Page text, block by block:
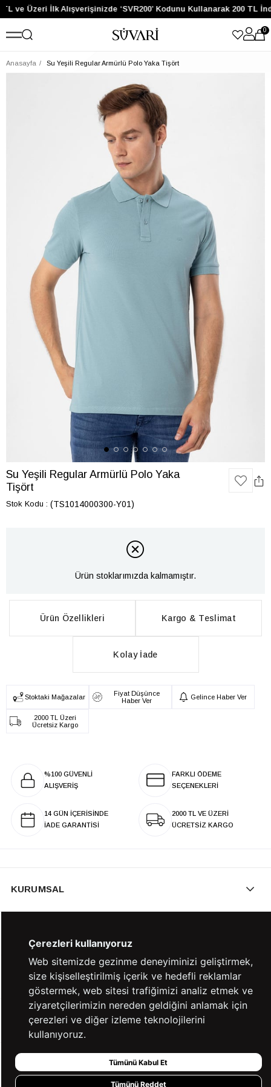
ve Üzeri İlk Alışverişinizde ‘SVR200’ Kodunu Kullanarak 200 TL
0
Anasayfa Su Yeşili Regular Armürlü Polo Yaka Tişört
Su Yeşili Regular Armürlü Polo Yaka
Tişört
Stok Kodu (TS1014000300-Y01)
Ürün stoklarımızda kalmamıştır.
Ürün Özellikleri Kargo & Teslimat
Kolay İade
Stoktaki Mağazalar
Fiyat Düşünce
Haber Ver
Gelince Haber Ver
2000 TL Üzeri
Ücretsiz Kargo
%100 GÜVENLİ
ALIŞVERİŞ
FARKLI ÖDEME
SEÇENEKLERİ
14 GÜN İÇERİSİNDE
İADE GARANTİSİ
2000 TL VE ÜZERİ
ÜCRETSİZ KARGO
KURUMSAL
YARDIM
BİZE ULAŞIN
HIZLI ERİŞİM
Çerezleri kullanıyoruz
Web sitemizde gezinme deneyiminizi geliştirmek,
size kişiselleştirilmiş içerik ve hedefli reklamlar
göstermek, web sitesi trafiğimizi analiz etmek ve
ziyaretçilerimizin nereden geldiğini anlamak için
çerezleri ve diğer izleme teknolojilerini
kullanıyoruz.
Tümünü Kabul Et
Tümünü Reddet